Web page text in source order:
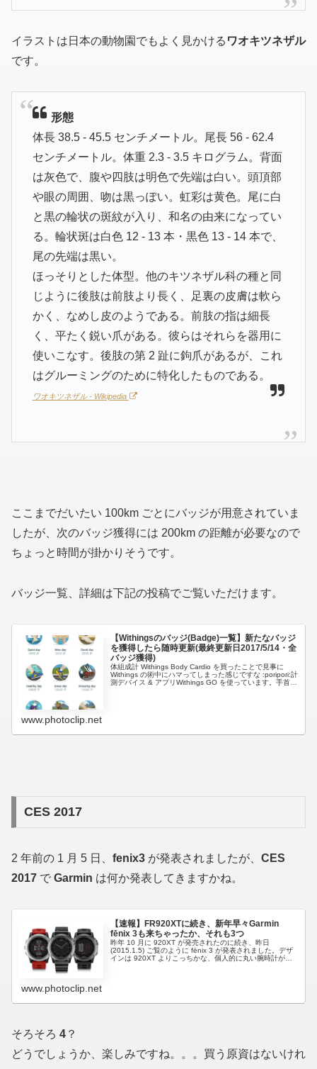
イラストは日本の動物園でもよく見かける ワオキツネザル
です。
形態
体長 38.5 - 45.5 センチメートル。尾長 56 - 62.4
センチメートル。体重 2.3 - 3.5 キログラム。背面
は灰色で、腹や四肢は明色で先端は白い。頭頂部
や眼の周囲、吻は黒っぽい。虹彩は黄色。尾に白
と黒の輪状の斑紋が入り、和名の由来になってい
る。輪状斑は白色 12 - 13 本・黒色 13 - 14 本で、
尾の先端は黒い。
ほっそりとした体型。他のキツネザル科の種と同
じように後肢は前肢より長く、足裏の皮膚は軟ら
かく、なめし皮のようである。前肢の指は細長
く、平たく鋭い爪がある。彼らはそれらを器用に
使いこなす。後肢の第 2 趾に鉤爪があるが、これ
はグルーミングのために特化したものである。
ワオキツネザル - Wikipedia
ここまでだいたい 100km ごとにバッジが用意されていま
したが、次のバッジ獲得には 200km の距離が必要なので
ちょっと時間が掛かりそうです。
バッジ一覧、詳細は下記の投稿でご覧いただけます。
【Withingsのバッジ(Badge)一覧】新たなバッジ
を獲得したら随時更新(最終更新日2017/5/14・全
バッジ獲得)
体組成計 Withings Body Cardio を買ったことで見事に
Withings の術中にハマってしまった感じですな :poripori:計
測デバイス & アプリWithings GO を使っています。手首に
www.photoclip.net
CES 2017
2 年前の 1 月 5 日、 fenix3 が発表されましたが、 CES
2017 で Garmin は何か発表してきますかね。
【速報】FR920XTに続き、新年早々Garmin
fēnix 3も来ちゃったか、それも3つ
昨年 10 月に 920XT が発売されたのに続き、昨日
(2015.1.5) ご覧のように fēnix 3 が発表されました。デザ
インは 920XT よりこっちかな、個人的に丸い腕時計が好
www.photoclip.net
そろそろ 4 ？
どうでしょうか、楽しみですね。。。買う原資はないけれ